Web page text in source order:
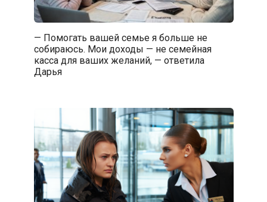
— Помогать вашей семье я больше не
собираюсь. Мои доходы — не семейная
касса для ваших желаний, — ответила
Дарья